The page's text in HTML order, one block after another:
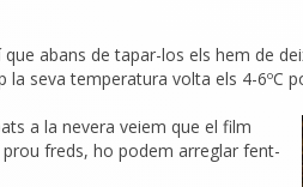
abans de tapar-los els hem de
seva temperatura volta els 4-6ºC
a la nevera veiem que el film
freds, ho podem arreglar fent-